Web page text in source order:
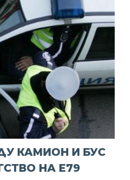
КАМИОН И БУС
НА Е79